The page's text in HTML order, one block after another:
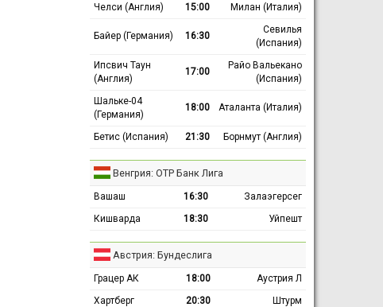
Челси (Англия) 15:00 Милан (Италия)
Байер (Германия) 16:30
Севилья
(Испания)
Ипсвич Таун
(Англия)
17:00
Райо Вальекано
(Испания)
Шальке-04
(Германия)
18:00 Аталанта (Италия)
Бетис (Испания) 21:30 Борнмут (Англия)
Венгрия: ОТР Банк Лига
Вашаш 16:30
Залаэгерсег
Кишварда
18:30 Уйпешт
Австрия: Бундеслига
Грацер АК 18:00
Аустрия Л
Хартберг
20:30 Штурм